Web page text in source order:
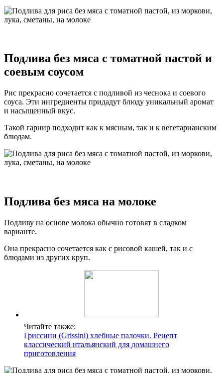
Подлива без мяса с томатной пастой и
соевым соусом
Рис прекрасно сочетается с подливой из чеснока и соевого
соуса. Эти ингредиенты придадут блюду уникальный аромат
и насыщенный вкус.
Такой гарнир подходит как к мясным, так и к вегетарианским
блюдам.
Подлива без мяса на молоке
Подливу на основе молока обычно готовят в сладком
варианте.
Она прекрасно сочетается как с рисовой кашей, так и с
блюдами из других круп.
Читайте также:
Гриссини (Grissini) хлебные палочки. Рецепт
классический итальянский для домашнего
приготовления